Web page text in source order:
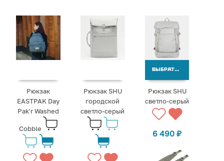
Рюкзак
EASTPAK Day
Pak'r Washed
Cobble
Рюкзак SHU
городской
светло-серый
ВЫБРАТЬ ВАРИАНТЫ
Рюкзак SHU
светло-серый
6 490₽